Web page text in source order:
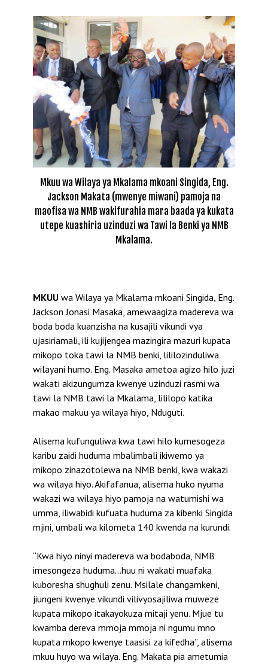
Mkuu wa Wilaya ya Mkalama mkoani Singida, Eng.
Jackson Makata (mwenye miwani) pamoja na
maofisa wa NMB wakifurahia mara baada ya kukata
utepe kuashiria uzinduzi wa Tawi la Benki ya NMB
Mkalama.
MKUU wa Wilaya ya Mkalama mkoani Singida, Eng.
Jackson Jonasi Masaka, amewaagiza madereva wa
boda boda kuanzisha na kusajili vikundi vya
ujasiriamali, ili kujijengea mazingira mazuri kupata
mikopo toka tawi la NMB benki, lililozinduliwa
wilayani humo. Eng. Masaka ametoa agizo hilo juzi
wakati akizungumza kwenye uzinduzi rasmi wa
tawi la NMB tawi la Mkalama, lililopo katika
makao makuu ya wilaya hiyo, Nduguti.
Alisema kufunguliwa kwa tawi hilo kumesogeza
karibu zaidi huduma mbalimbali ikiwemo ya
mikopo zinazotolewa na NMB benki, kwa wakazi
wa wilaya hiyo. Akifafanua, alisema huko nyuma
wakazi wa wilaya hiyo pamoja na watumishi wa
umma, iliwabidi kufuata huduma za kibenki Singida
mjini, umbali wa kilometa 140 kwenda na kurundi.
“Kwa hiyo ninyi madereva wa bodaboda, NMB
imesongeza huduma…huu ni wakati muafaka
kuboresha shughuli zenu. Msilale changamkeni,
jiungeni kwenye vikundi vilivyosajiliwa muweze
kupata mikopo itakayokuza mitaji yenu. Mjue tu
kwamba dereva mmoja mmoja ni ngumu mno
kupata mkopo kwenye taasisi za kifedha”, alisema
mkuu huyo wa wilaya. Eng. Makata pia ametumia